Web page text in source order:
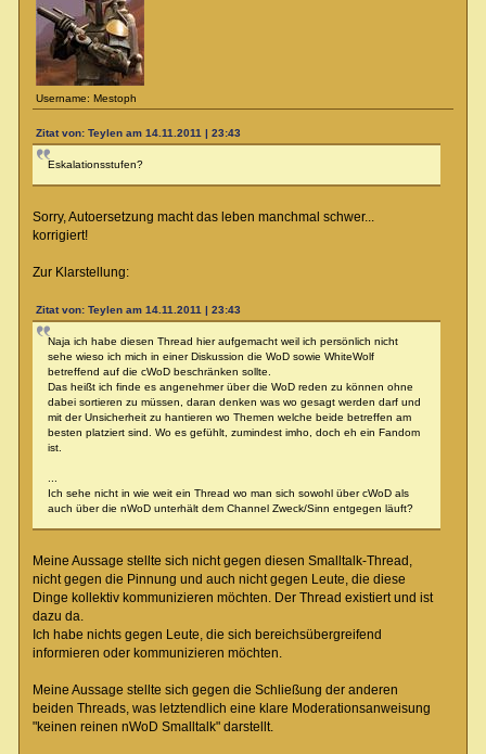
Username: Mestoph
Zitat von: Teylen am 14.11.2011 | 23:43
Eskalationsstufen?
Sorry, Autoersetzung macht das leben manchmal schwer...
korrigiert!
Zur Klarstellung:
Zitat von: Teylen am 14.11.2011 | 23:43
Naja ich habe diesen Thread hier aufgemacht weil ich persönlich nicht
sehe wieso ich mich in einer Diskussion die WoD sowie WhiteWolf
betreffend auf die cWoD beschränken sollte.
Das heißt ich finde es angenehmer über die WoD reden zu können ohne
dabei sortieren zu müssen, daran denken was wo gesagt werden darf und
mit der Unsicherheit zu hantieren wo Themen welche beide betreffen am
besten platziert sind. Wo es gefühlt, zumindest imho, doch eh ein Fandom
ist.
Ich sehe nicht in wie weit ein Thread wo man sich sowohl über cWoD als
auch über die nWoD unterhält dem Channel Zweck/Sinn entgegen läuft?
Meine Aussage stellte sich nicht gegen diesen Smalltalk-Thread,
nicht gegen die Pinnung und auch nicht gegen Leute, die diese
Dinge kollektiv kommunizieren möchten. Der Thread existiert und ist
dazu da.
Ich habe nichts gegen Leute, die sich bereichsübergreifend
informieren oder kommunizieren möchten.
Meine Aussage stellte sich gegen die Schließung der anderen
beiden Threads, was letztendlich eine klare Moderationsanweisung
"keinen reinen nWoD Smalltalk" darstellt.